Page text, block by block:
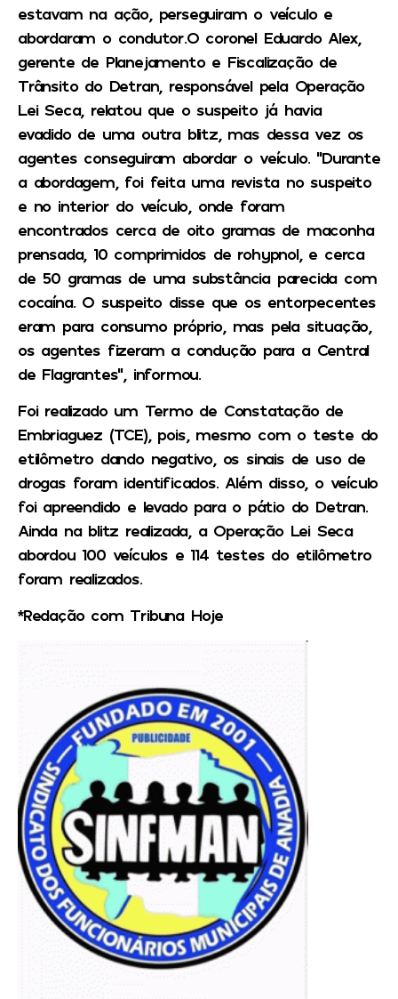
estavam na ação, perseguiram o veículo e
abordaram o condutor.O coronel Eduardo Alex,
gerente de Planejamento e Fiscalização de
Trânsito do Detran, responsável pela Operação
Lei Seca, relatou que o suspeito já havia
evadido de uma outra blitz, mas dessa vez os
agentes conseguiram abordar o veículo. “Durante
a abordagem, foi feita uma revista no suspeito
e no interior do veículo, onde foram
encontrados cerca de oito gramas de maconha
prensada, 10 comprimidos de rohypnol, e cerca
de 50 gramas de uma substância parecida com
cocaína. O suspeito disse que os entorpecentes
eram para consumo próprio, mas pela situação,
os agentes fizeram a condução para a Central
de Flagrantes”, informou.
Foi realizado um Termo de Constatação de
Embriaguez (TCE), pois, mesmo com o teste do
etilômetro dando negativo, os sinais de uso de
drogas foram identificados. Além disso, o veículo
foi apreendido e levado para o pátio do Detran.
Ainda na blitz realizada, a Operação Lei Seca
abordou 100 veículos e 114 testes do etilômetro
foram realizados.
*Redação com Tribuna Hoje